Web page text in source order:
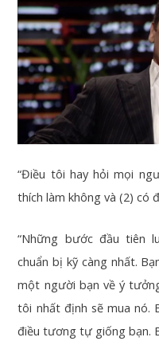
“Điều tôi hay hỏi mọi
thích làm không và (2) có
“Những bước đầu tiên
chuẩn bị kỹ càng nhất.
một người bạn về ý
tôi nhất định sẽ mua nó.
điều tương tự giống bạn.